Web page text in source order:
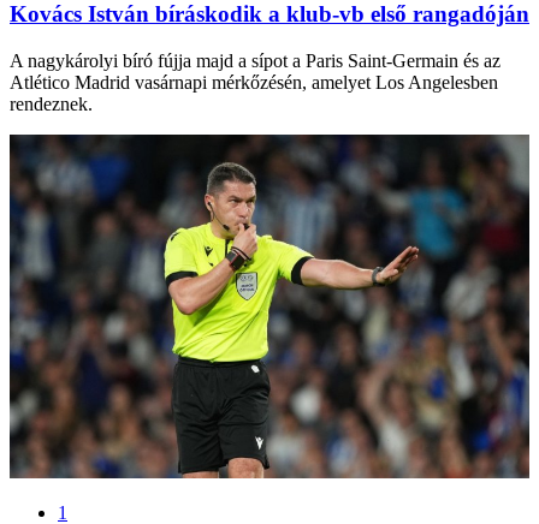
Kovács István bíráskodik a klub-vb első rangadóján
A nagykárolyi bíró fújja majd a sípot a Paris Saint-Germain és az
Atlético Madrid vasárnapi mérkőzésén, amelyet Los Angelesben
rendeznek.
1